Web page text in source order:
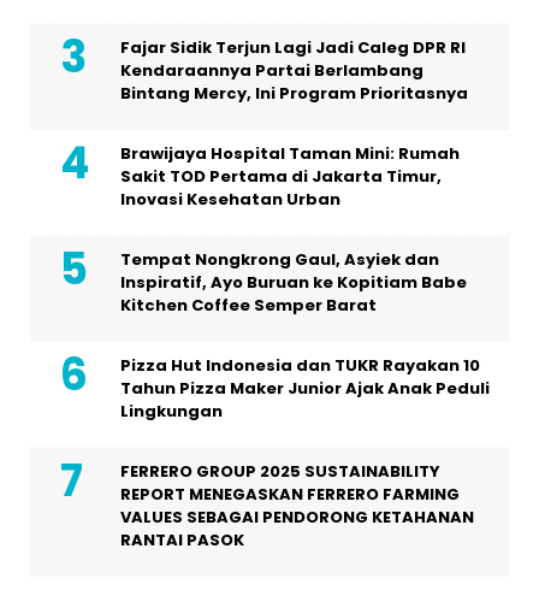
Fajar Sidik Terjun Lagi Jadi Caleg DPR RI
Kendaraannya Partai Berlambang
Bintang Mercy, Ini Program Prioritasnya
Brawijaya Hospital Taman Mini: Rumah
Sakit TOD Pertama di Jakarta Timur,
Inovasi Kesehatan Urban
Tempat Nongkrong Gaul, Asyiek dan
Inspiratif, Ayo Buruan ke Kopitiam Babe
Kitchen Coffee Semper Barat
Pizza Hut Indonesia dan TUKR Rayakan 10
Tahun Pizza Maker Junior Ajak Anak Peduli
Lingkungan
FERRERO GROUP 2025 SUSTAINABILITY
REPORT MENEGASKAN FERRERO FARMING
VALUES SEBAGAI PENDORONG KETAHANAN
RANTAI PASOK